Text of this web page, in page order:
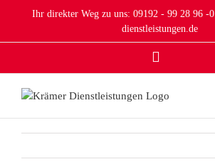
Ihr direkter Weg zu uns: 09192 - 99 28 96 -0
dienstleistungen.de